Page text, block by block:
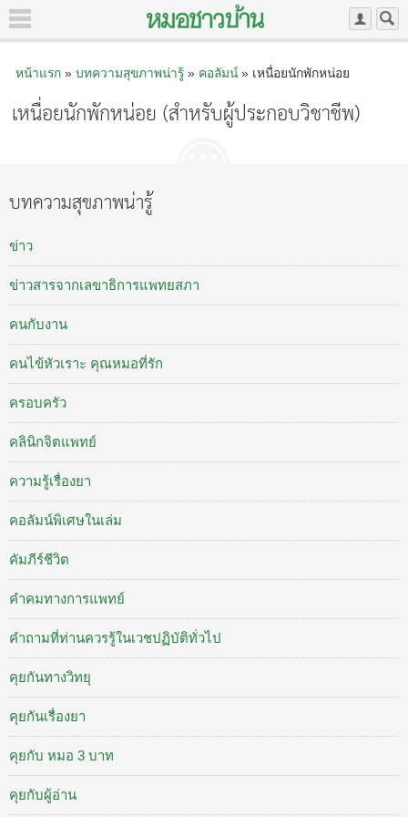
หน้าแรก» บทความสุขภาพน่ารู้» คอลัมน์» เหนื่อยนักพักหน่อย
เหนื่อยนักพักหน่อย (สำหรับผู้ประกอบวิชาชีพ)
บทความสุขภาพน่ารู้
ข่าว
ข่าวสารจากเลขาธิการแพทยสภา
คนกับงาน
คนไข้หัวเราะ คุณหมอที่รัก
ครอบครัว
คลินิกจิตแพทย์
ความรู้เรื่องยา
คอลัมน์พิเศษในเล่ม
คัมภีร์ชีวิต
คำคมทางการแพทย์
คำถามที่ท่านควรรู้ในเวชปฏิบัติทั่วไป
คุยกันทางวิทยุ
คุยกันเรื่องยา
คุยกับ หมอ 3 บาท
คุยกับผู้อ่าน